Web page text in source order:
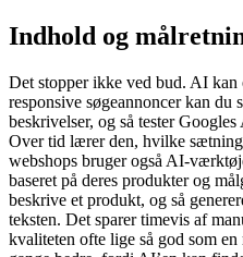
Indhold og
Det stopper ikke ved bud. AI kan
responsive søgeannoncer kan
beskrivelser, og så tester
Over tid lærer den, hvilke
webshops bruger også AI-
baseret på deres produkter og
beskrive et produkt, og så
teksten. Det sparer timevis af
kvaliteten ofte lige så god som